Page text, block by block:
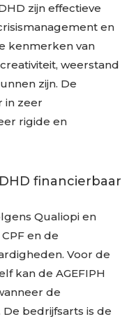
zijn effectieve
en
kenmerken van
weerstand
zijn. De
in zeer
rigide en
financierbaar
Qualiopi en
en de
Voor de
kan de AGEFIPH
de
bedrijfsarts is de